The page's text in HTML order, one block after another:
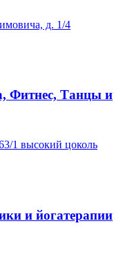
д. 1/4
Фитнес, Танцы и
1 высокий цоколь
и йогатерапии